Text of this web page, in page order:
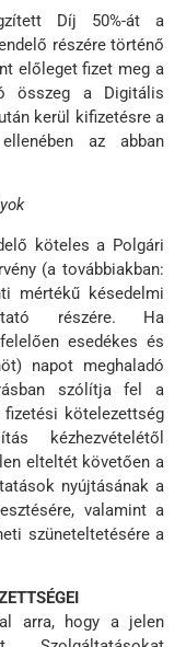
Díj 50%-át a
részére történő
előleget fizet meg a
összeg a Digitális
kerül kifizetésre a
az abban
köteles a Polgári
(a továbbiakban:
mértékű késedelmi
részére. Ha
esedékes és
napot meghaladó
szólítja fel a
kötelezettség
kézhezvételétől
elteltét követően a
nyújtásának a
valamint a
szüneteltetésére a
arra, hogy a jelen